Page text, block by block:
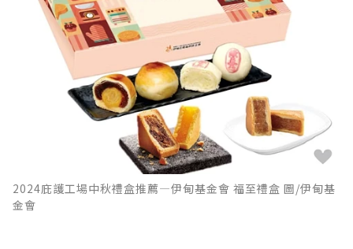
2024庇護工場中秋禮盒推薦—伊甸基金會 福至禮盒 圖/伊甸基
金會